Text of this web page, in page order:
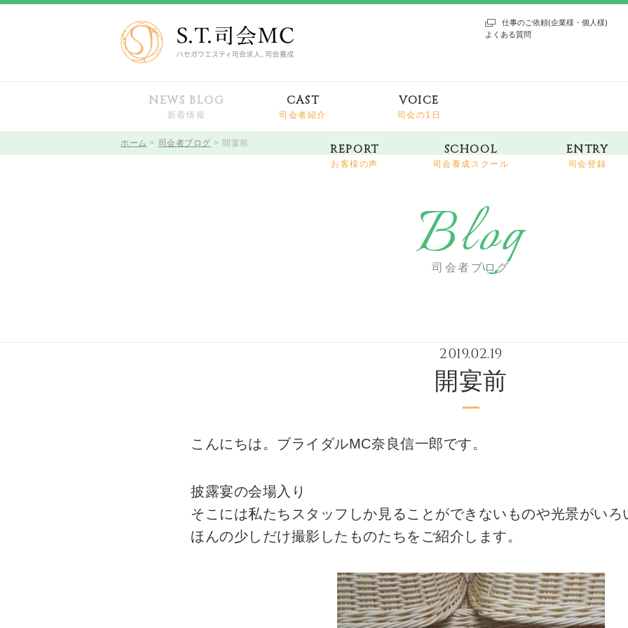
仕事のご依頼(企業様・個人様)
よくある質問
NEWS BLOG
新着情報
CAST
司会者紹介
VOICE
司会の1日
REPORT
お客様の声
SCHOOL
司会養成スクール
ENTRY
司会登録
ホーム 司会者ブログ 開宴前
Blog
司会者ブログ
2019.02.19
開宴前
こんにちは。ブライダルMC奈良信一郎です。
披露宴の会場入り
そこには私たちスタッフしか見ることができないものや光景がいろ
ほんの少しだけ撮影したものたちをご紹介します。